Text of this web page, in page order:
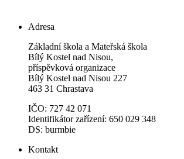
Adresa
Základní škola a Mateřská škola
Bílý Kostel nad Nisou,
příspěvková organizace
Bílý Kostel nad Nisou 227
463 31 Chrastava
IČO: 727 42 071
Identifikátor zařízení: 650 029 348
DS: burmbie
Kontakt